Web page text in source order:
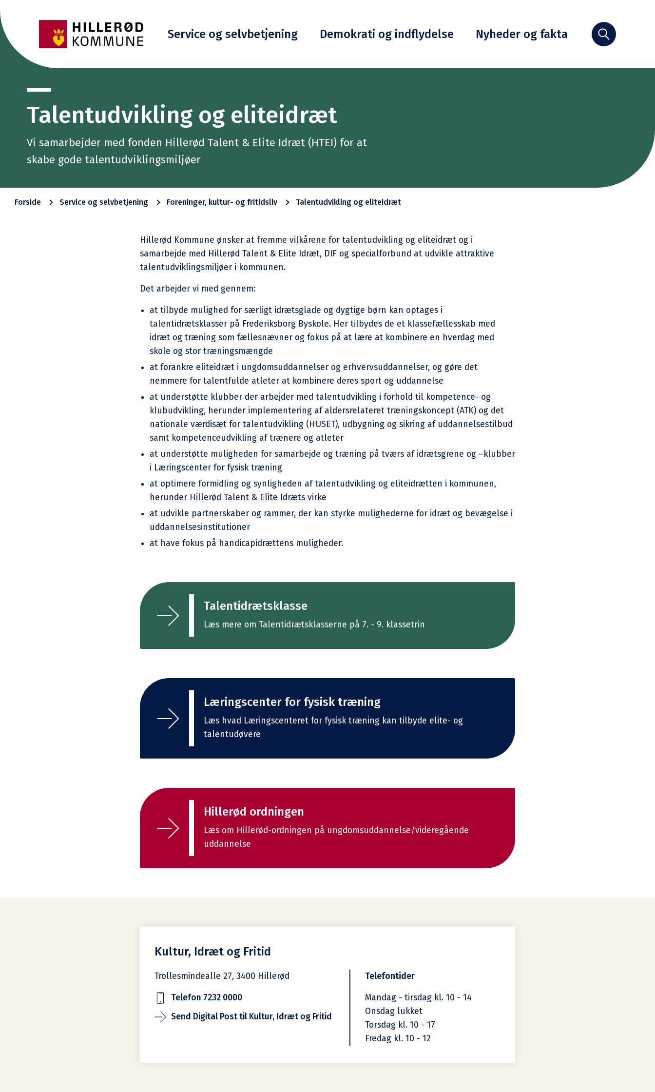
Service og selvbetjening Demokrati og indflydelse Nyheder og fakta Søg
Talentudvikling og eliteidræt
Vi samarbejder med fonden Hillerød Talent & Elite Idræt (HTEI) for at
skabe gode talentudviklingsmiljøer
Forside Service og selvbetjening Foreninger, kultur- og fritidsliv Talentudvikling og eliteidræt
Hillerød Kommune ønsker at fremme vilkårene for talentudvikling og eliteidræt og i
samarbejde med Hillerød Talent & Elite Idræt, DIF og specialforbund at udvikle attraktive
talentudviklingsmiljøer i kommunen.
Det arbejder vi med gennem:
at tilbyde mulighed for særligt idrætsglade og dygtige børn kan optages i
talentidrætsklasser på Frederiksborg Byskole. Her tilbydes de et klassefællesskab med
idræt og træning som fællesnævner og fokus på at lære at kombinere en hverdag med
skole og stor træningsmængde
at forankre eliteidræt i ungdomsuddannelser og erhvervsuddannelser, og gøre det
nemmere for talentfulde atleter at kombinere deres sport og uddannelse
at understøtte klubber der arbejder med talentudvikling i forhold til kompetence- og
klubudvikling, herunder implementering af aldersrelateret træningskoncept (ATK) og det
nationale værdisæt for talentudvikling (HUSET), udbygning og sikring af uddannelsestilbud
samt kompetenceudvikling af trænere og atleter
at understøtte muligheden for samarbejde og træning på tværs af idrætsgrene og –klubber
i Læringscenter for fysisk træning
at optimere formidling og synligheden af talentudvikling og eliteidrætten i kommunen,
herunder Hillerød Talent & Elite Idræts virke
at udvikle partnerskaber og rammer, der kan styrke mulighederne for idræt og bevægelse i
uddannelsesinstitutioner
at have fokus på handicapidrættens muligheder.
Talentidrætsklasse
Læs mere om Talentidrætsklasserne på 7. - 9. klassetrin
Læringscenter for fysisk træning
Læs hvad Læringscenteret for fysisk træning kan tilbyde elite- og
talentudøvere
Hillerød ordningen
Læs om Hillerød-ordningen på ungdomsuddannelse/videregående
uddannelse
Kultur, Idræt og Fritid
Trollesmindealle 27, 3400 Hillerød
Telefon 7232 0000
Send Digital Post til Kultur, Idræt og Fritid
Telefontider
Mandag - tirsdag kl. 10 - 14
Onsdag lukket
Torsdag kl. 10 - 17
Fredag kl. 10 - 12